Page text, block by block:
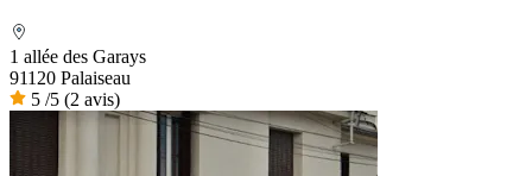
1 allée des Garays
91120 Palaiseau
5 /5 (2 avis)